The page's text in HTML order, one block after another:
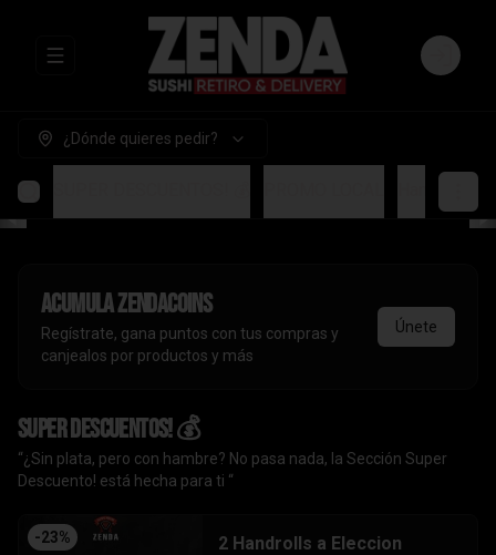
Abrir menu de navegación Login
¿Dónde quieres pedir?
AcumulaZendaCoins
Regístrate, gana puntos con tus compras y
canjealos por productos y más
Únete
SUPER DESCUENTOS! 💰
“¿Sin plata, pero con hambre? No pasa nada, la Sección Super
Descuento! está hecha para ti “
-23% 2 Handrolls a Eleccion